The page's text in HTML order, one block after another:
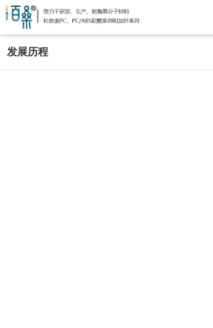
发展历程